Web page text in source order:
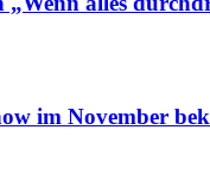
im November